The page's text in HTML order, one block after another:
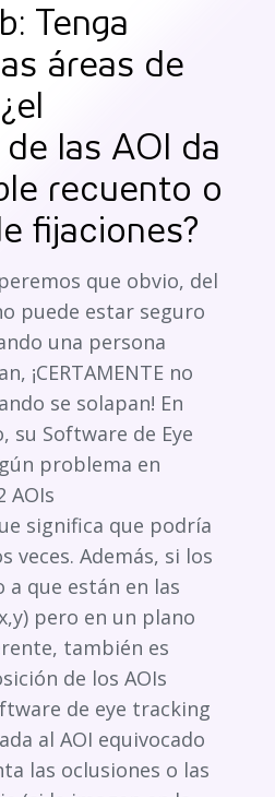
Tenga
áreas de
las AOI da
recuento o
fijaciones?
que obvio, del
puede estar seguro
una persona
¡CERTAMENTE no
se solapan! En
su Software de Eye
problema en
AOIs
significa que podría
veces. Además, si los
a que están en las
pero en un plano
también es
de los AOIs
de eye tracking
al AOI equivocado
las oclusiones o las